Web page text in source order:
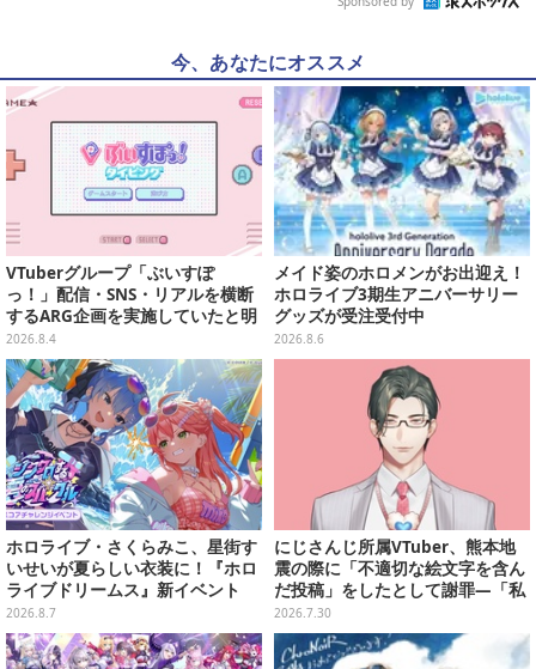
今、あなたにオススメ
VTuberグループ「ぶいすぽ
っ！」配信・SNS・リアルを横断
するARG企画を実施していたと明
らかに―ファンメイドらしきタイ
ピングゲームが実は…
2026.8.4
メイド姿のホロメンがお出迎え！
ホロライブ3期生アニバーサリー
グッズが受注受付中
2026.8.6
ホロライブ・さくらみこ、星街す
いせいが夏らしい衣装に！『ホロ
ライブドリームス』新イベント
「シンクロする夏のスパークル」
開幕
2026.8.7
にじさんじ所属VTuber、熊本地
震の際に「不適切な絵文字を含ん
だ投稿」をしたとして謝罪―「私
の認識と確認が至らず…」
2026.7.30